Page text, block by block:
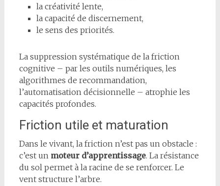
la créativité lente,
la capacité de discernement,
le sens des priorités.
La suppression systématique de la friction
cognitive – par les outils numériques, les
algorithmes de recommandation,
l’automatisation décisionnelle – atrophie les
capacités profondes.
Friction utile et maturation
Dans le vivant, la friction n’est pas un obstacle :
c’est un moteur d’apprentissage. La résistance
du sol permet à la racine de se renforcer. Le
vent structure l’arbre.